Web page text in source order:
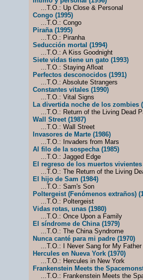
...T.O.: Up Close & Personal
Congo (1995)
...T.O.: Congo
Piraña (1995)
...T.O.: Piranha
Seducción mortal (1994)
...T.O.: A Kiss Goodnight
Siete vidas tiene un gato (1993)
...T.O.: Staying Afloat
Perfectos desconocidos (1991)
...T.O.: Absolute Strangers
Constantes vitales (1990)
...T.O.: Vital Signs
La divertida noche de los zombies
...T.O.: Return of the Living Dead
Wall Street (1987)
...T.O.: Wall Street
Invasores de Marte (1986)
...T.O.: Invaders from Mars
Al filo de la sospecha (1985)
...T.O.: Jagged Edge
El regreso de los muertos vivientes
...T.O.: The Return of the Living
El hijo de Sam (1984)
...T.O.: Sam's Son
Poltergeist (Fenómenos extraños)
...T.O.: Poltergeist
Vidas rotas, unas (1980)
...T.O.: Once Upon a Family
El síndrome de China (1979)
...T.O.: The China Syndrome
Nunca canté para mi padre (1970)
...T.O.: I Never Sang for My Father
Hercules en Nueva York (1970)
...T.O.: Hercules in New York
Frankenstein Meets the
...T.O.: Frankenstein Meets the